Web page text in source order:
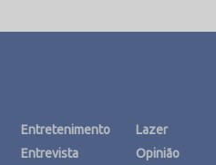
Entretenimento
Entrevista
Lazer
Opinião